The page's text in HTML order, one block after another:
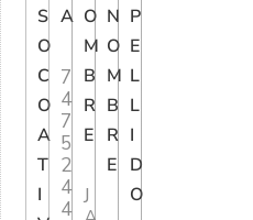
S
O
C
O
A
T
I
A
7
4
7
5
2
4
4
O
M
B
R
E
J
N
O
M
B
R
E
P
E
L
L
I
D
O